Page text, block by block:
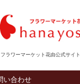
フラワーマーケット花由公式サイト
い合わせ